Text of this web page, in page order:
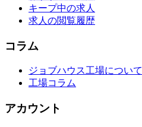
キープ中の求人
求人の閲覧履歴
コラム
ジョブハウス工場について
工場コラム
アカウント